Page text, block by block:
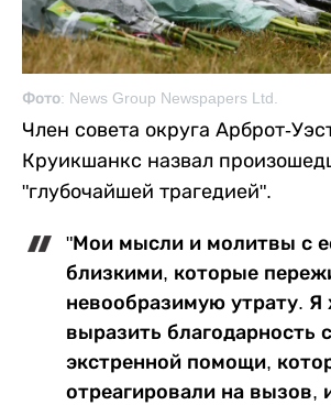
Фото: News Group Newspapers Ltd.
Член совета округа Арброт-
Круикшанкс назвал
"глубочайшей трагедией".
"Мои мысли и молитвы с
близкими, которые
невообразимую утрату. Я
выразить благодарность
экстренной помощи,
отреагировали на вызов,